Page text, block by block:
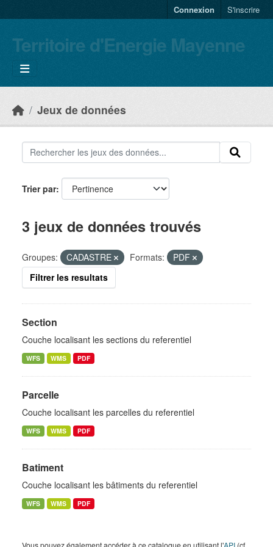
Connexion S'inscrire
Territoire d'Energie Mayenne
Jeux de données
Trier par
3 jeux de données trouvés
Groupes: CADASTRE Formats:
PDF
Filtrer les resultats
Section
Couche localisant les sections du referentiel
WFS WMS PDF
Parcelle
Couche localisant les parcelles du referentiel
WFS WMS PDF
Batiment
Couche localisant les bâtiments du referentiel
WFS WMS PDF
Vous pouvez également accéder à ce catalogue en utilisant l'API (cf.